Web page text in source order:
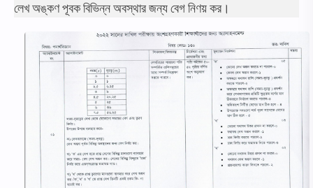
লেখ অঙ্কণ পূবক বিভিন্ন অবস্থার জন্য বেগ নিণয় কর।